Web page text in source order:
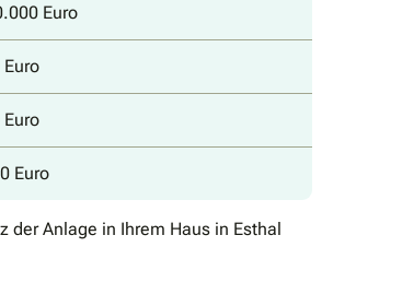
Euro
Euro
Anlage in Ihrem Haus in Esthal